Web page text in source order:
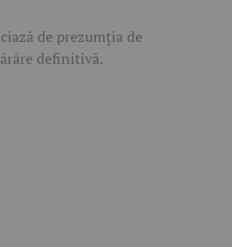
de prezumția de
definitivă.